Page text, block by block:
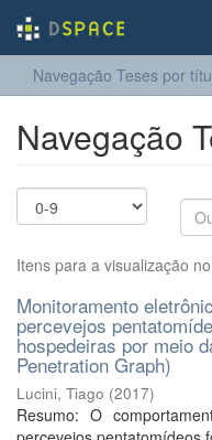
Navegação Teses por
Navegação
Itens para a visualização
Monitoramento
percevejos
hospedeiras por meio
Penetration Graph)
Lucini, Tiago (2017)
Resumo: O